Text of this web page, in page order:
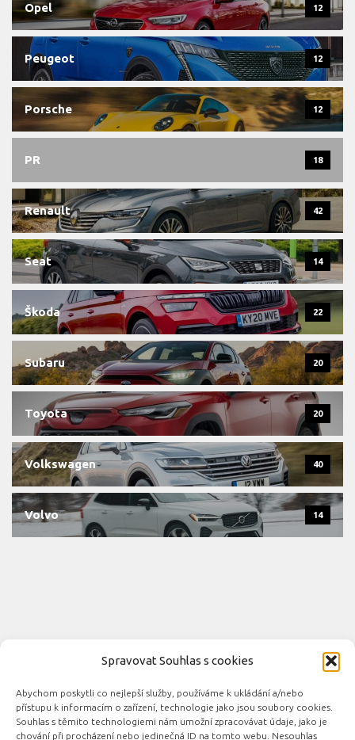
Spravovat Souhlas s cookies
Abychom poskytli co nejlepší služby, používáme k ukládání a/nebo
přístupu k informacím o zařízení, technologie jako jsou soubory cookies.
Souhlas s těmito technologiemi nám umožní zpracovávat údaje, jako je
chování při procházení nebo jedinečná ID na tomto webu. Nesouhlas
Opel 12
Peugeot 12
Porsche 12
PR 18
Renault 42
Seat 14
Škoda 22
Subaru 20
Toyota 20
Volkswagen 40
Volvo 14
Novinky automobilového průmyslu © 2026. Všechna práva
vyhrazena.